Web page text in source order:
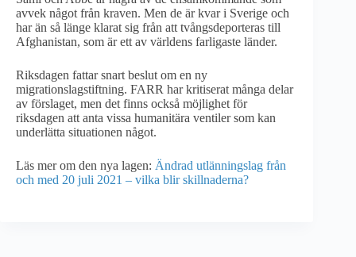
avvek något från kraven. Men de är kvar i Sverige och
har än så länge klarat sig från att tvångsdeporteras till
Afghanistan, som är ett av världens farligaste länder.
Riksdagen fattar snart beslut om en ny
migrationslagstiftning. FARR har kritiserat många delar
av förslaget, men det finns också möjlighet för
riksdagen att anta vissa humanitära ventiler som kan
underlätta situationen något.
Läs mer om den nya lagen: Ändrad utlänningslag från
och med 20 juli 2021 – vilka blir skillnaderna?